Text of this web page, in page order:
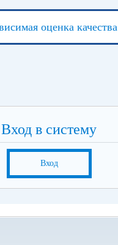
оценка качества
Вход в систему
Вход